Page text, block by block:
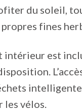
du soleil,
fines
intérieur est
les vélos.